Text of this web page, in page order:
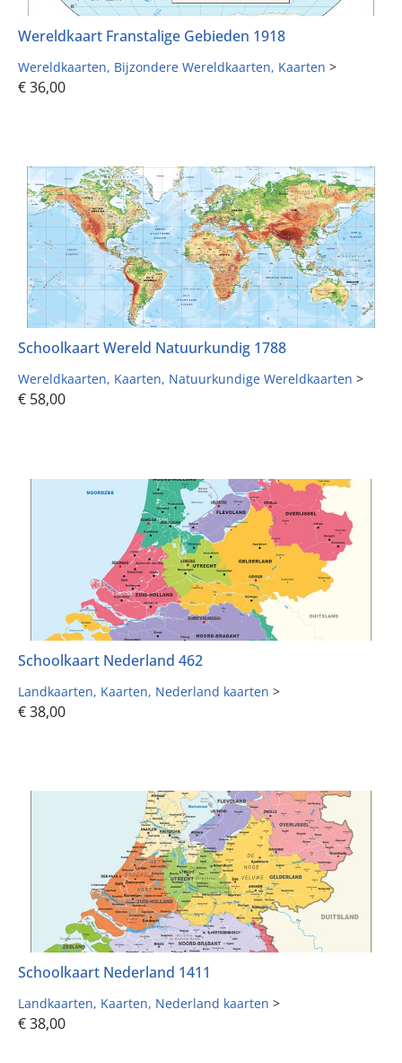
Wereldkaart Franstalige Gebieden 1918
Wereldkaarten Bijzondere Wereldkaarten Kaarten >
€36,00
Schoolkaart Wereld Natuurkundig 1788
Wereldkaarten Kaarten Natuurkundige Wereldkaarten >
€ 58,00
Schoolkaart Nederland 462
Landkaarten Kaarten Nederland kaarten >
€38,00
Schoolkaart Nederland 1411
Landkaarten Kaarten Nederland kaarten >
€38,00